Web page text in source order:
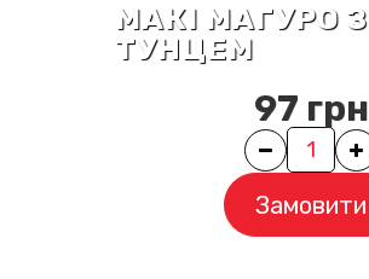
МАКІ МАГУРО З
ТУНЦЕМ
97 грн
Quantity
Замовити